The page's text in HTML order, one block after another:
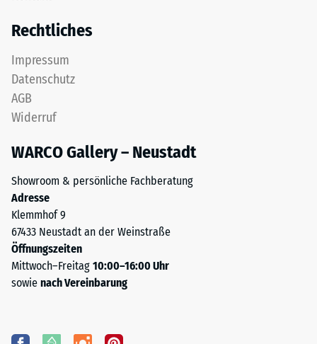
Rechtliches
Impressum
Datenschutz
AGB
Widerruf
WARCO Gallery – Neustadt
Showroom & persönliche Fachberatung
Adresse
Klemmhof 9
67433 Neustadt an der Weinstraße
Öffnungszeiten
Mittwoch–Freitag 10:00–16:00 Uhr
sowie nach Vereinbarung